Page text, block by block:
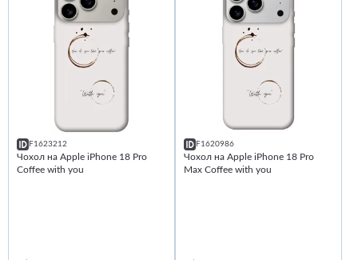
F1623212
Чохол на Apple iPhone 18 Pro
Coffee with you
F1620986
Чохол на Apple iPhone 18 Pro
Max Coffee with you